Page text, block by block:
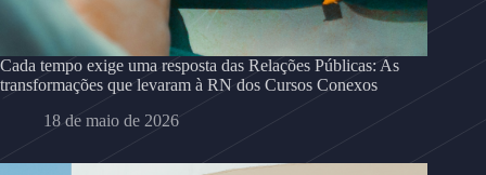
Cada tempo exige uma resposta das Relações Públicas: As
transformações que levaram à RN dos Cursos Conexos
18 de maio de 2026